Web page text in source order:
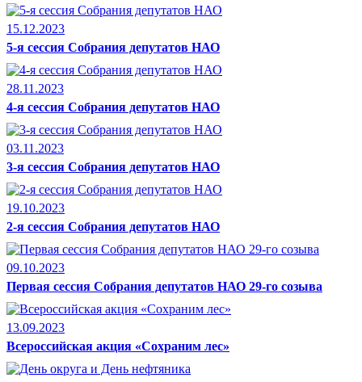
15.12.2023
5-я сессия Собрания депутатов НАО
28.11.2023
4-я сессия Собрания депутатов НАО
03.11.2023
3-я сессия Собрания депутатов НАО
19.10.2023
2-я сессия Собрания депутатов НАО
09.10.2023
Первая сессия Собрания депутатов НАО 29-го созыва
13.09.2023
Всероссийская акция «Сохраним лес»